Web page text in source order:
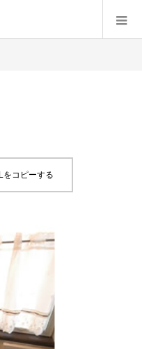
をコピーする